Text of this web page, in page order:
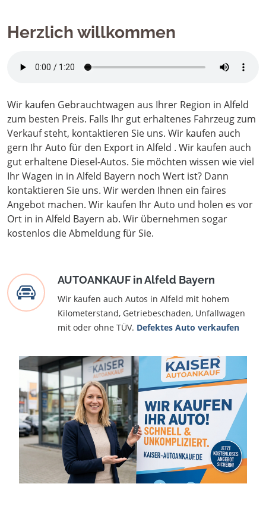
Herzlich willkommen
Wir kaufen Gebrauchtwagen aus Ihrer Region in Alfeld
zum besten Preis. Falls Ihr gut erhaltenes Fahrzeug zum
Verkauf steht, kontaktieren Sie uns. Wir kaufen auch
gern Ihr Auto für den Export in Alfeld . Wir kaufen auch
gut erhaltene Diesel-Autos. Sie möchten wissen wie viel
Ihr Wagen in in Alfeld Bayern noch Wert ist? Dann
kontaktieren Sie uns. Wir werden Ihnen ein faires
Angebot machen. Wir kaufen Ihr Auto und holen es vor
Ort in in Alfeld Bayern ab. Wir übernehmen sogar
kostenlos die Abmeldung für Sie.
AUTOANKAUF in Alfeld Bayern
Wir kaufen auch Autos in Alfeld mit hohem
Kilometerstand, Getriebeschaden, Unfallwagen
mit oder ohne TÜV. Defektes Auto verkaufen